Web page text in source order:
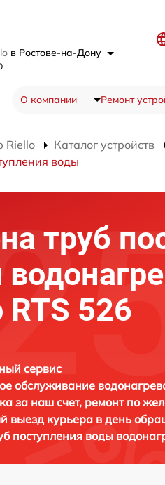
в Ростове-на-Дону
О компании Ремонт
Riello Каталог устройств
воды
труб
RTS 526
сервис
обслуживание
за наш счет, ремонт по
выезд курьера в день
поступления воды